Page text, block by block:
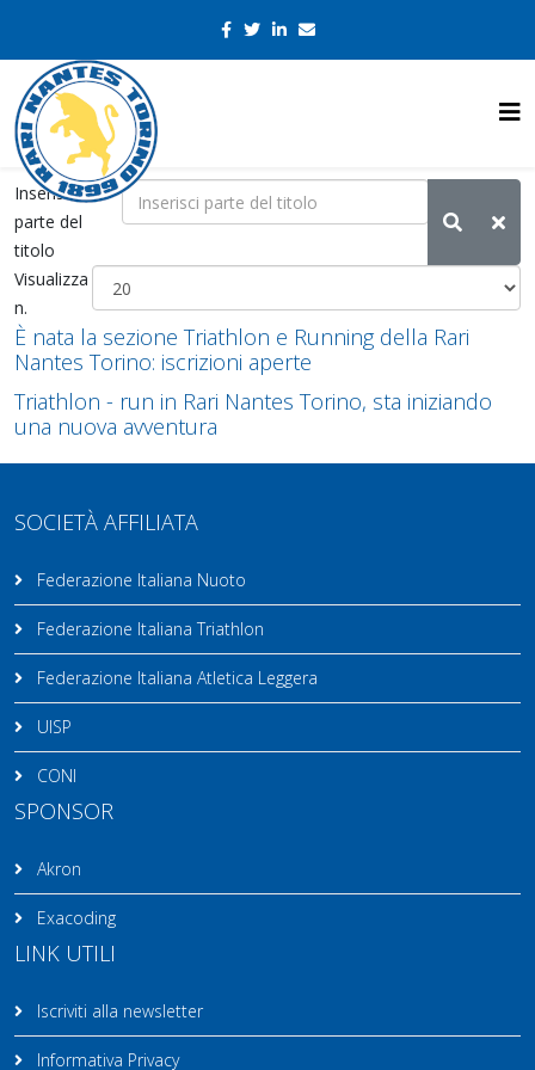
Inserisci
parte del
titolo
Visualizza
n.
È nata la sezione Triathlon e Running della Rari
Nantes Torino: iscrizioni aperte
Triathlon - run in Rari Nantes Torino, sta iniziando
una nuova avventura
SOCIETÀ AFFILIATA
Federazione Italiana Nuoto
Federazione Italiana Triathlon
Federazione Italiana Atletica Leggera
UISP
CONI
SPONSOR
Akron
Exacoding
LINK UTILI
Iscriviti alla newsletter
Informativa Privacy